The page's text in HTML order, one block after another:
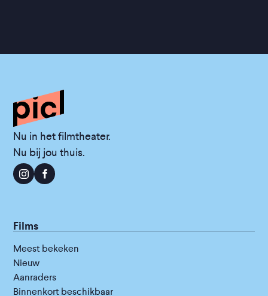
Nu in het filmtheater.
Nu bij jou thuis.
Films
Meest bekeken
Nieuw
Aanraders
Binnenkort beschikbaar